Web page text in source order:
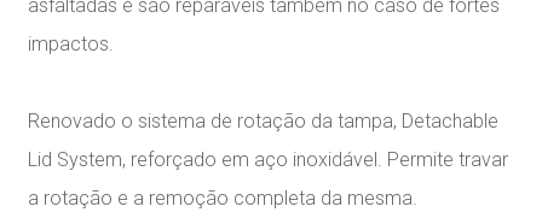
asfaltadas e são reparáveis também no caso de fortes
impactos.
Renovado o sistema de rotação da tampa, Detachable
Lid System, reforçado em aço inoxidável. Permite travar
a rotação e a remoção completa da mesma.